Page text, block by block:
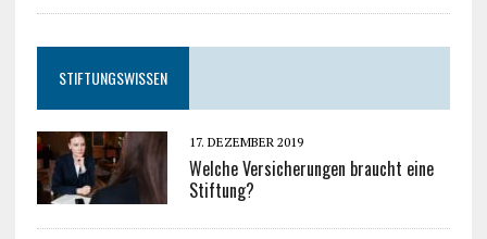
STIFTUNGSWISSEN
17. DEZEMBER 2019
Welche Versicherungen braucht eine
Stiftung?